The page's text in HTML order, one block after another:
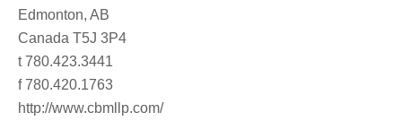
Edmonton, AB
Canada T5J 3P4
t 780.423.3441
f 780.420.1763
http://www.cbmllp.com/